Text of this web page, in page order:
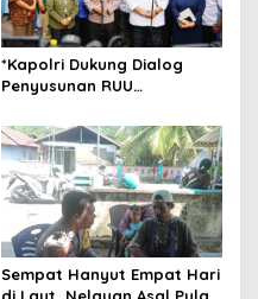
*Kapolri Dukung Dialog
Penyusunan RUU
Jembatan Aspirasi Buruh*
Sempat Hanyut Empat Hari